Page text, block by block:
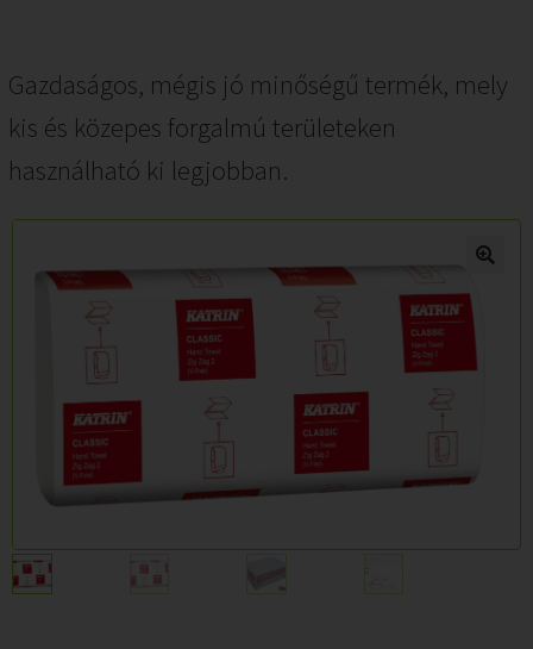
Gazdaságos, mégis jó minőségű termék, mely
kis és közepes forgalmú területeken
használható ki legjobban.